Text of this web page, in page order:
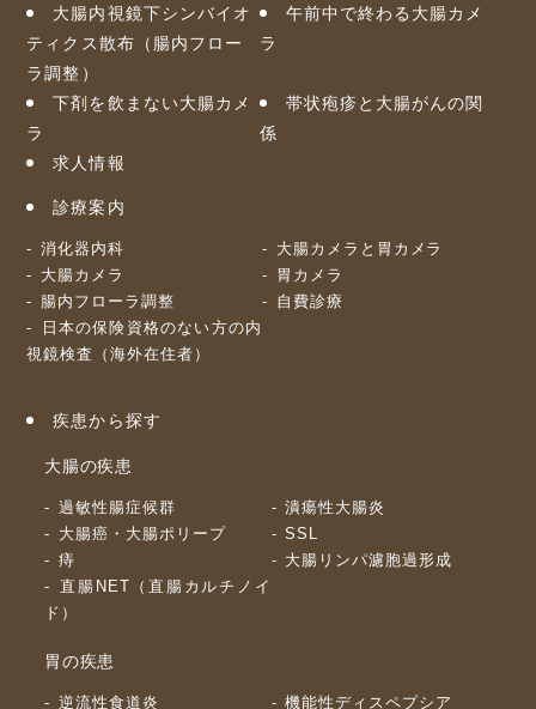
大腸内視鏡下シンバイオ
ティクス散布（腸内フロー
ラ調整）
午前中で終わる大腸カメ
ラ
下剤を飲まない大腸カメ
ラ
帯状疱疹と大腸がんの関
係
求人情報
診療案内
消化器内科
大腸カメラと胃カメラ
大腸カメラ
胃カメラ
腸内フローラ調整
自費診療
日本の保険資格のない方の内
視鏡検査（海外在住者）
疾患から探す
大腸の疾患
過敏性腸症候群
潰瘍性大腸炎
大腸癌・大腸ポリープ
SSL
痔
大腸リンパ濾胞過形成
直腸NET（直腸カルチノイ
ド）
胃の疾患
逆流性食道炎 機能性ディスペプシア